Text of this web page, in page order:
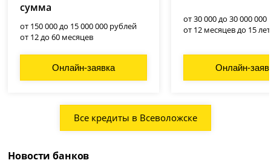
сумма
от 150 000 до 15 000 000 рублей
от 12 до 60 месяцев
Онлайн-заявка
от 30 000 до 30 000 000
от 12 месяцев до 15 лет
Онлайн-
Все кредиты в Всеволожске
Новости банков